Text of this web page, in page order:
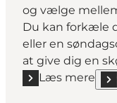
og vælge
Du kan forkæle
eller en
at give dig en
Læs mere
Læs mere